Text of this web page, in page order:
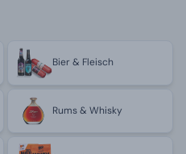
Bier & Fleisch
Rums & Whisky